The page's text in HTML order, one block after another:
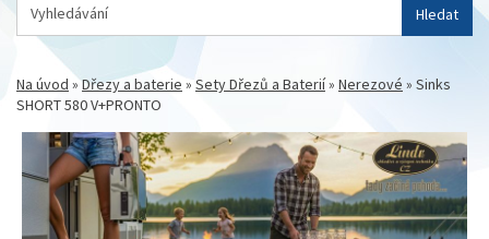
Hledat
Na úvod »Dřezy a baterie » Sety Dřezů a Baterií» Nerezové » Sinks
SHORT 580 V+PRONTO